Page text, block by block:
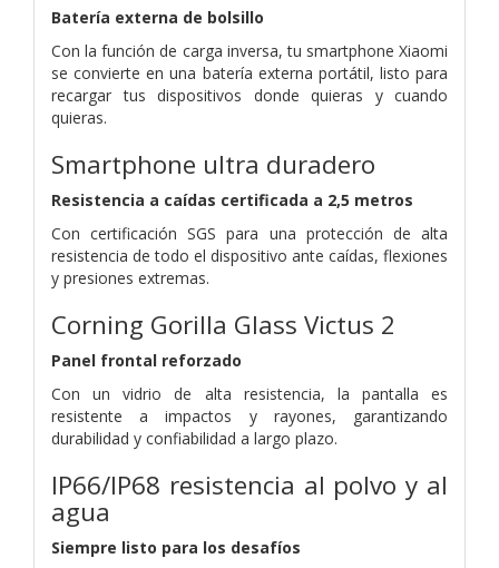
Batería externa de bolsillo
Con la función de carga inversa, tu smartphone Xiaomi
se convierte en una batería externa portátil, listo para
recargar tus dispositivos donde quieras y cuando
quieras.
Smartphone ultra duradero
Resistencia a caídas certificada a 2,5 metros
Con certificación SGS para una protección de alta
resistencia de todo el dispositivo ante caídas, flexiones
y presiones extremas.
Corning Gorilla Glass Victus 2
Panel frontal reforzado
Con un vidrio de alta resistencia, la pantalla es
resistente a impactos y rayones, garantizando
durabilidad y confiabilidad a largo plazo.
IP66/IP68 resistencia al polvo y al
agua
Siempre listo para los desafíos